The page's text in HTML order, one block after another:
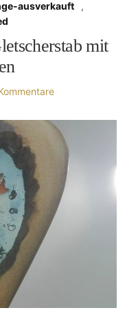
ausverkauft
,
mit